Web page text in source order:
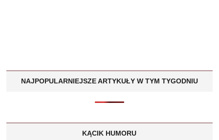
NAJPOPULARNIEJSZE ARTYKUŁY W TYM TYGODNIU
KĄCIK HUMORU